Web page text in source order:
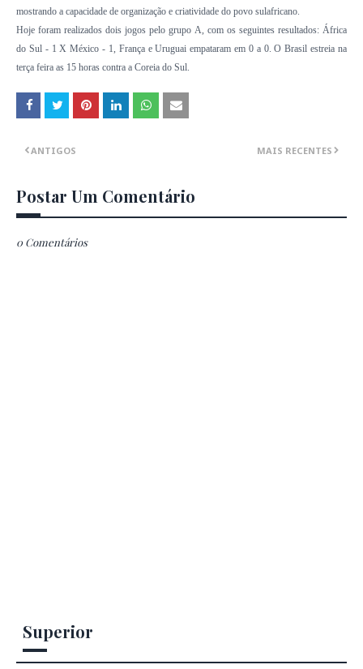
mostrando a capacidade de organização e criatividade do povo sulafricano.
Hoje foram realizados dois jogos pelo grupo A, com os seguintes resultados: África
do Sul - 1 X México - 1, França e Uruguai empataram em 0 a 0. O Brasil estreia na
terça feira as 15 horas contra a Coreia do Sul.
MAIS RECENTES
ANTIGOS
Postar Um Comentário
0 Comentários
Superior